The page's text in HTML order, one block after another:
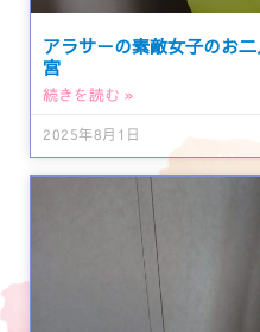
アラサーの素敵女子のお
宮
続きを読む »
2025年8月1日